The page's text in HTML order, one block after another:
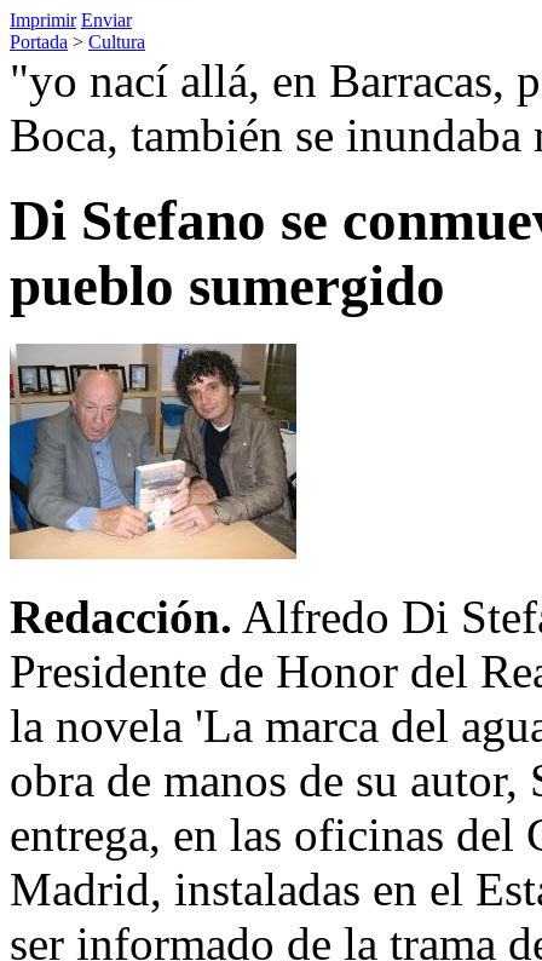
Imprimir Enviar
Portada > Cultura
"yo nací allá, en Barracas,
Boca, también se
Di Stefano se
pueblo sumergido
Redacción. Alfredo Di
Presidente de Honor del
la novela 'La marca del
obra de manos de su
entrega, en las oficinas del
Madrid, instaladas en el
ser informado de la trama